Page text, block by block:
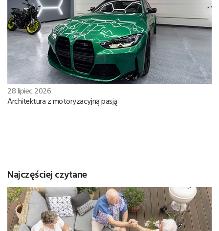
28 lipiec 2026
Architektura z motoryzacyjną pasją
Najczęściej czytane